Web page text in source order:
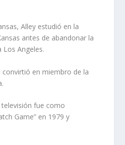
Alley estudió en la
antes de abandonar la
Los Angeles.
convirtió en miembro de la
fue como
Game” en 1979 y